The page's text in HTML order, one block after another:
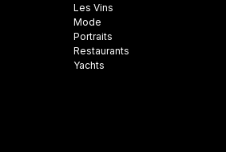
Les Vins
Mode
Portraits
Restaurants
Yachts